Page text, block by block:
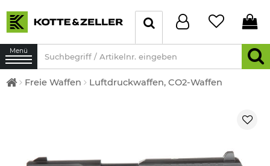
Menü
Freie Waffen Luftdruckwaffen, CO2-Waffen